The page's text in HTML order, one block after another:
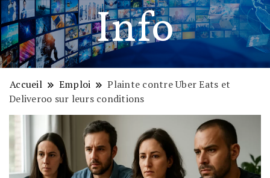
Info
Accueil Emploi
Plainte contre Uber Eats et
Deliveroo sur leurs conditions